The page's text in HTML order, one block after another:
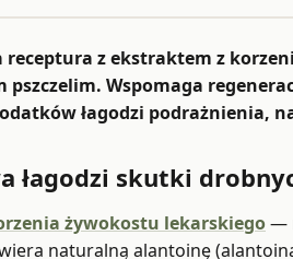
receptura z ekstraktem z
Wspomaga
łagodzi podrażnienia,
łagodzi skutki
żywokostu lekarskiego—
naturalną alantoinę